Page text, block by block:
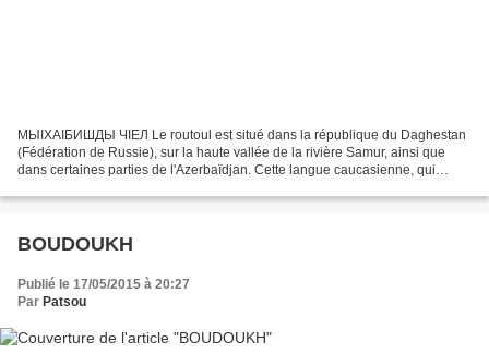
МЫӀХАӀБИШДЫ ЧӀЕЛ Le routoul est situé dans la république du Daghestan
(Fédération de Russie), sur la haute vallée de la rivière Samur, ainsi que
dans certaines parties de l'Azerbaïdjan. Cette langue caucasienne, qui
BOUDOUKH
Publié le 17/05/2015 à 20:27
Par Patsou